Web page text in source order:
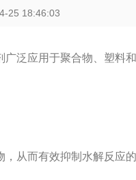
25 18:46:03
泛应用于聚合物、塑料
从而有效抑制水解反应